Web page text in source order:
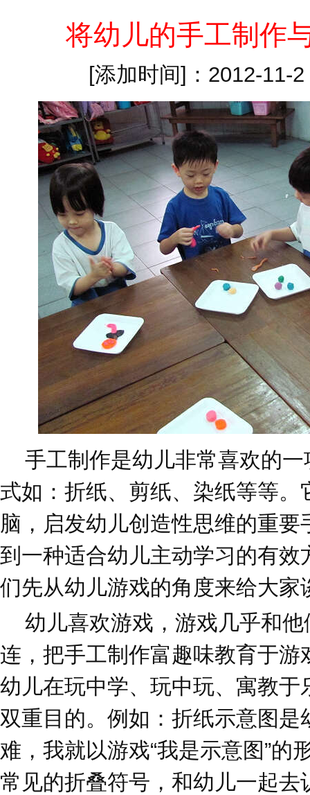
将幼儿的手工制作
[添加时间]：2012-11-
手工制作是幼儿非常喜欢的一
式如：折纸、剪纸、染纸等等。
脑，启发幼儿创造性思维的重
到一种适合幼儿主动学习的有效
们先从幼儿游戏的角度来给大家
幼儿喜欢游戏，游戏几乎和他
连，把手工制作富趣味教育于游
幼儿在玩中学、玩中玩、寓教于
双重目的。例如：折纸示意图是
难，我就以游戏“我是示意图”的
常见的折叠符号，和幼儿一起